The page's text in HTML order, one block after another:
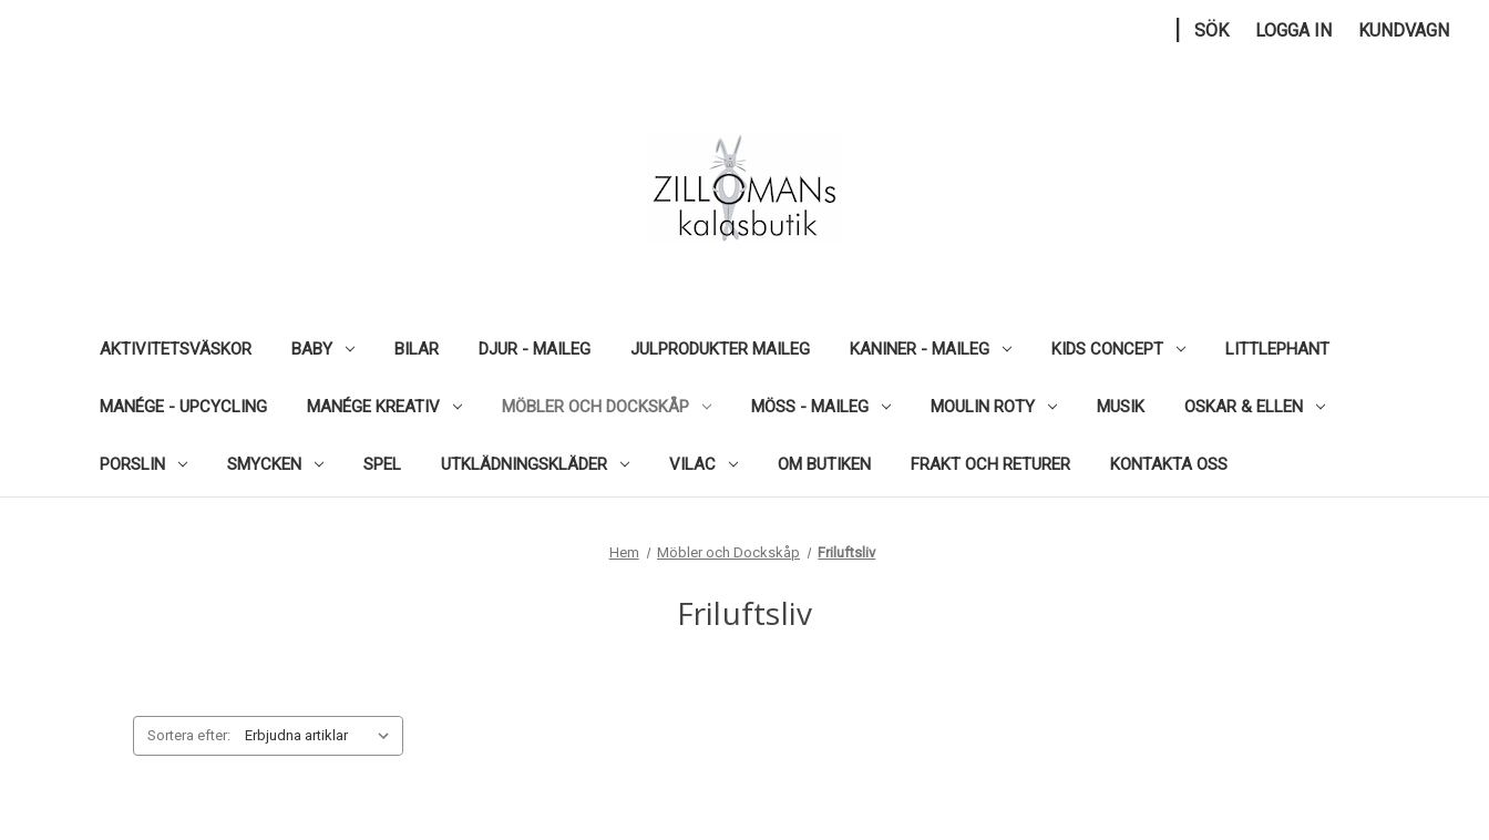
SÖK LOGGA IN KUNDVAGN
AKTIVITETSVÄSKOR BABY BILAR DJUR - MAILEG JULPRODUKTER MAILEG KANINER - MAILEG KIDS CONCEPT LITTLEPHANT
MANÉGE - UPCYCLING MANÉGE KREATIV MÖBLER OCH DOCKSKÅP MÖSS - MAILEG MOULIN ROTY MUSIK OSKAR & ELLEN
PORSLIN SMYCKEN SPEL UTKLÄDNINGSKLÄDER VILAC OM BUTIKEN FRAKT OCH RETURER KONTAKTA OSS
Hem Möbler och Dockskåp Friluftsliv
Friluftsliv
Sortera efter: